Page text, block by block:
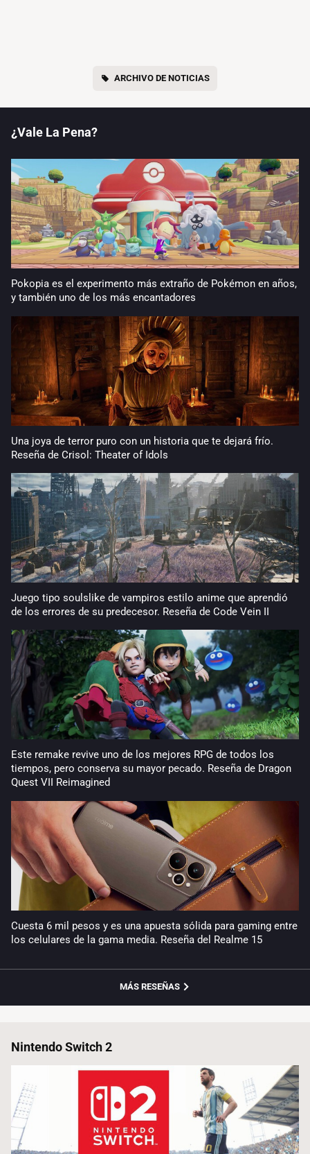
ARCHIVO DE NOTICIAS
¿Vale La Pena?
Pokopia es el experimento más extraño de Pokémon en años,
y también uno de los más encantadores
Una joya de terror puro con un historia que te dejará frío.
Reseña de Crisol: Theater of Idols
Juego tipo soulslike de vampiros estilo anime que aprendió
de los errores de su predecesor. Reseña de Code Vein II
Este remake revive uno de los mejores RPG de todos los
tiempos, pero conserva su mayor pecado. Reseña de Dragon
Quest VII Reimagined
Cuesta 6 mil pesos y es una apuesta sólida para gaming entre
los celulares de la gama media. Reseña del Realme 15
MÁS RESEÑAS
Nintendo Switch 2